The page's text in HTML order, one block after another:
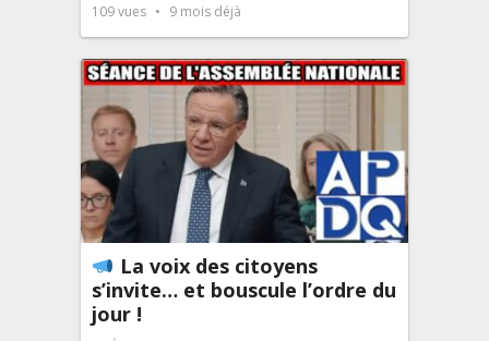
109vues 9 mois déjà
La voix des citoyens
s’invite… et bouscule l’ordre du
jour !